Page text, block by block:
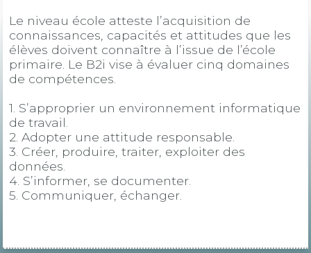
Le niveau école atteste l’acquisition de
connaissances, capacités et attitudes que les
élèves doivent connaître à l’issue de l’école
primaire. Le B2i vise à évaluer cinq domaines
de compétences.
1. S’approprier un environnement informatique
de travail.
2. Adopter une attitude responsable.
3. Créer, produire, traiter, exploiter des
données.
4. S’informer, se documenter.
5. Communiquer, échanger.